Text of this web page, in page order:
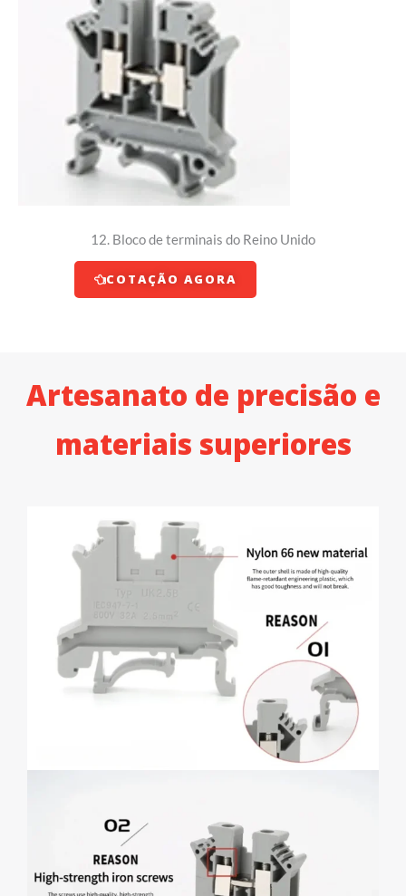
12. Bloco de terminais do Reino Unido
COTAÇÃO AGORA
Artesanato de precisão e
materiais superiores